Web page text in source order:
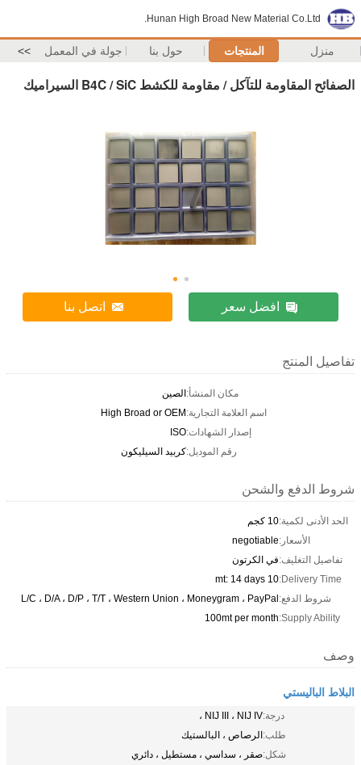
Hunan High Broad New Material Co.Ltd.
منزل المنتجات حول بنا جولة في المعمل >>
الصفائح المقاومة للتآكل / مقاومة للكشط B4C / SiC السيراميك
افضل سعر اتصل بنا
تفاصيل المنتج
مكان المنشأ:الصين
اسم العلامة التجارية:High Broad or OEM
إصدار الشهادات:ISO
رقم الموديل:كربيد السيليكون
شروط الدفع والشحن
الحد الأدنى لكمية:10 كجم
الأسعار:negotiable
تفاصيل التغليف:في الكرتون
Delivery Time:
10 mt: 14 days
شروط الدفع:L/C ، D/A ، D/P ، T/T ، Western Union ، Moneygram ، PayPal
Supply Ability:
100mt per month
وصف
البلاط الباليستي
درجة:NIJ III ، NIJ IV ،
طلب:الرصاص ، البالستيك
شكل:صقر ، سداسي ، مستطيل ، دائري